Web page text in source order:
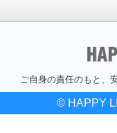
ご自身の責任のもと、
© HAPPY